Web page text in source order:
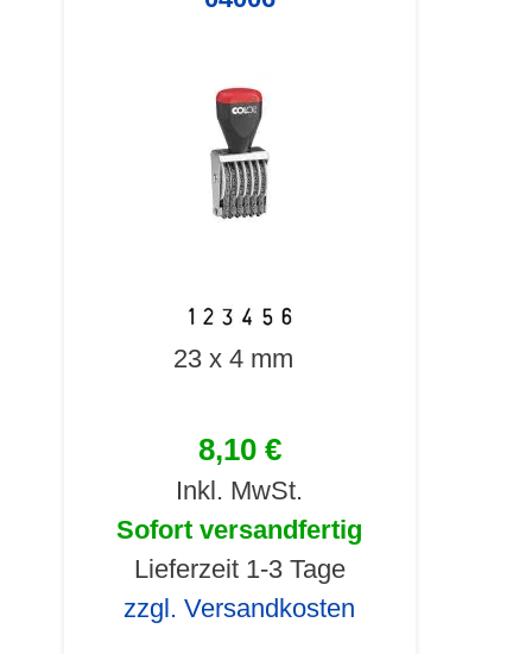
23 x 4 mm
8,10 €
Inkl. MwSt.
Sofort versandfertig
Lieferzeit 1-3 Tage
zzgl. Versandkosten